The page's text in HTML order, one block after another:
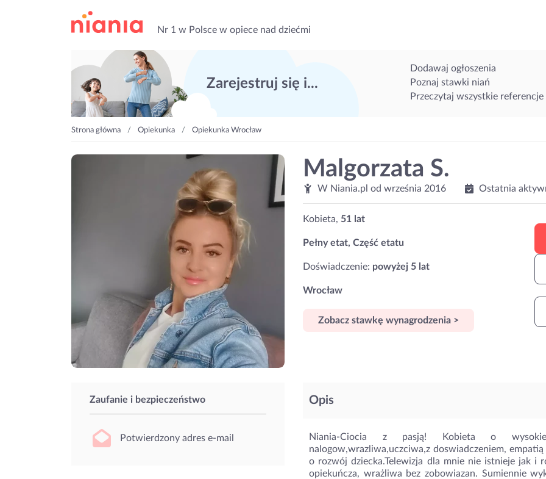
Nr 1 w Polsce w opiece nad dziećmi
Zarejestruj się i...
Dodawaj ogłoszenia
Poznaj stawki niań
Przeczytaj wszystkie referencje
Strona główna Opiekunka Opiekunka Wrocław
Malgorzata S.
W Niania.pl od września 2016 Ostatnia
Kobieta, 51 lat
Pełny etat, Część etatu
Doświadczenie: powyżej 5 lat
Wrocław
Zobacz stawkę wynagrodzenia >
Zaufanie i bezpieczeństwo
Potwierdzony adres e-mail
Opis
Niania-Ciocia z pasją! Kobieta o
nalogow,wrazliwa,uczciwa,z doswiadczeniem,
o rozwój dziecka.Telewizja dla mnie nie istnieje jak i
opiekuńcza, wrażliwa bez zobowiazan. Sumiennie